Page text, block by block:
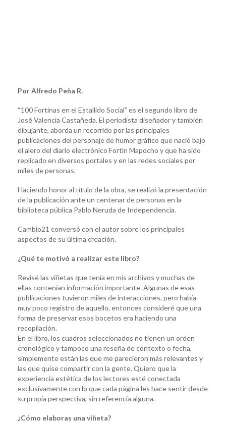
Por Alfredo Peña R.
“100 Fortinas en el Estallido Social” es el segundo libro de
José Valencia Castañeda. El periodista diseñador y también
dibujante, aborda un recorrido por las principales
publicaciones del personaje de humor gráfico que nació bajo
el alero del diario electrónico Fortín Mapocho y que ha sido
replicado en diversos portales y en las redes sociales por
miles de personas.
Haciendo honor al título de la obra, se realizó la presentación
de la publicación ante un centenar de personas en la
biblioteca pública Pablo Neruda de Independencia.
Cambio21 conversó con el autor sobre los principales
aspectos de su última creación.
¿Qué te motivó a realizar este libro?
Revisé las viñetas que tenía en mis archivos y muchas de
ellas contenían información importante. Algunas de esas
publicaciones tuvieron miles de interacciones, pero había
muy poco registro de aquello, entonces consideré que una
forma de preservar esos bocetos era haciendo una
recopilación.
En el libro, los cuadros seleccionados no tienen un orden
cronológico y tampoco una reseña de contexto o fecha,
simplemente están las que me parecieron más relevantes y
las que quise compartir con la gente. Quiero que la
experiencia estética de los lectores esté conectada
exclusivamente con lo que cada página les hace sentir desde
su propia perspectiva, sin referencia alguna.
¿Cómo elaboras una viñeta?